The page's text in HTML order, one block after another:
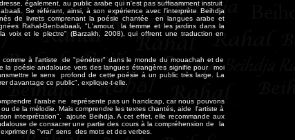
également, au public arabe qui n'est pas suffisamment instruit
Se référant, ainsi, à son expérience avec l'interprète Beihdja
de livrets comprenant la poésie chantée en langues arabe et
Rahal-Benbabaali, "L'amour, la femme et les jardins dans la
voix et le plectre" (Barzakh, 2008), qui offrent une traduction en
à l'artiste de "pénétrer" dans le monde du mouachah et de
la poésie andalouse vers des langues étrangères signifie pour moi
le sens profond de cette poésie à un public très large. La
davantage ce public", explique-t-elle.
l'arabe ne représente pas un handicap, car nous pouvons
de la mélodie. Mais comprendre les textes chantés, aide l'artiste à
interprétation", ajoute Beihdja. A cet effet, elle recommande aux
de consacrer une partie des cours à la compréhension de la
le "vrai" sens des mots et des verbes.